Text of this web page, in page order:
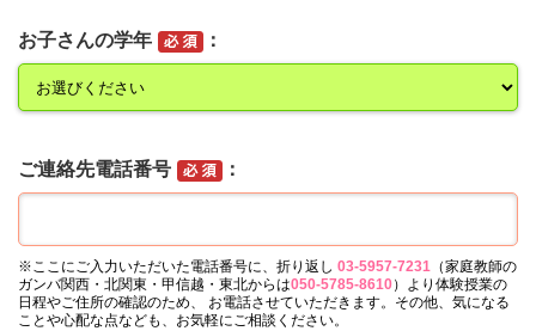
お子さんの学年
ご連絡先電話番号
※ここにご入力いただいた電話番号に、折り返し 03-5957-7231 （家庭教師の
ガンバ関西・北関東・甲信越・東北からは050-5785-8610）より体験授業の
日程やご住所の確認のため、 お電話させていただきます。その他、気になる
ことや心配な点なども、お気軽にご相談ください。